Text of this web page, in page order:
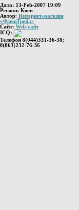
Дата: 13-Feb-2007 19:09
Регион: Киев
Автор: Интернет-магазин
«ФлешТрейд»
Сайт: Web-сайт
ICQ:
Телефон 8(044)331-36-38;
8(063)232-76-36